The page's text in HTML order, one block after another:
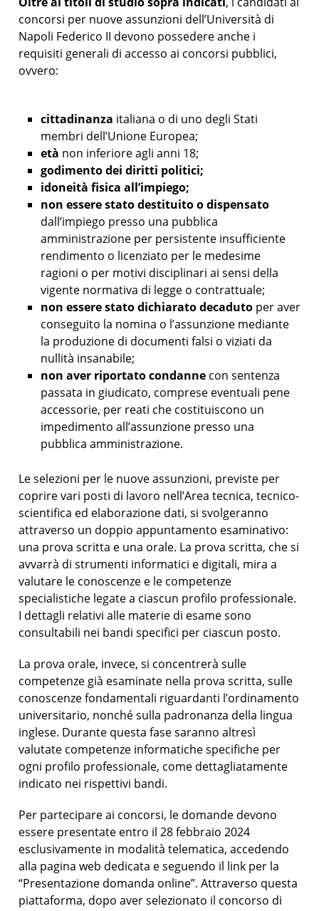
concorsi per nuove assunzioni dell’Università di
Napoli Federico II devono possedere anche i
requisiti generali di accesso ai concorsi pubblici,
ovvero:
cittadinanza italiana o di uno degli Stati
membri dell’Unione Europea;
età non inferiore agli anni 18;
godimento dei diritti politici;
idoneità fisica all’impiego;
non essere stato destituito o dispensato
dall’impiego presso una pubblica
amministrazione per persistente insufficiente
rendimento o licenziato per le medesime
ragioni o per motivi disciplinari ai sensi della
vigente normativa di legge o contrattuale;
non essere stato dichiarato decadutoper aver
conseguito la nomina o l’assunzione mediante
la produzione di documenti falsi o viziati da
nullità insanabile;
non aver riportato condannecon sentenza
passata in giudicato, comprese eventuali pene
accessorie, per reati che costituiscono un
impedimento all’assunzione presso una
pubblica amministrazione.
Le selezioni per le nuove assunzioni, previste per
coprire vari posti di lavoro nell’Area tecnica, tecnico-
scientifica ed elaborazione dati, si svolgeranno
attraverso un doppio appuntamento esaminativo:
una prova scritta e una orale. La prova scritta, che si
avvarrà di strumenti informatici e digitali, mira a
valutare le conoscenze e le competenze
specialistiche legate a ciascun profilo professionale.
I dettagli relativi alle materie di esame sono
consultabili nei bandi specifici per ciascun posto.
La prova orale, invece, si concentrerà sulle
competenze già esaminate nella prova scritta, sulle
conoscenze fondamentali riguardanti l’ordinamento
universitario, nonché sulla padronanza della lingua
inglese. Durante questa fase saranno altresì
valutate competenze informatiche specifiche per
ogni profilo professionale, come dettagliatamente
indicato nei rispettivi bandi.
Per partecipare ai concorsi, le domande devono
essere presentate entro il 28 febbraio 2024
esclusivamente in modalità telematica, accedendo
alla pagina web dedicata e seguendo il link per la
“Presentazione domanda online”. Attraverso questa
piattaforma, dopo aver selezionato il concorso di